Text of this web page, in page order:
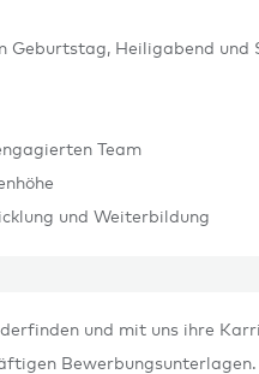
Geburtstag, Heiligabend und
Team
und Weiterbildung
und mit uns ihre
Bewerbungsunterlagen.